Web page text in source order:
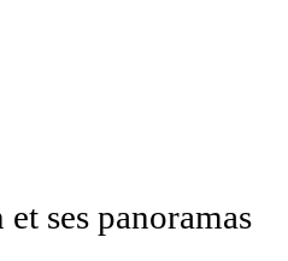
ses panoramas